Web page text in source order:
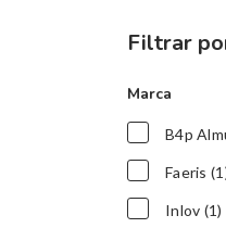
Filtrar
Marca
B4p
Faeris
Inlov (1)